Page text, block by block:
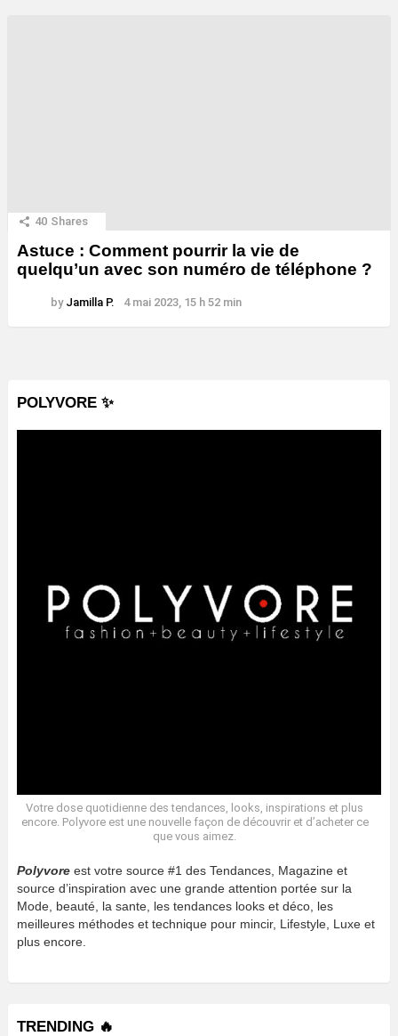
40 Shares
Astuce : Comment pourrir la vie de
quelqu’un avec son numéro de téléphone ?
by Jamilla P. 4 mai 2023, 15 h 52 min
POLYVORE ✨
Votre dose quotidienne des tendances, looks, inspirations et plus
encore. Polyvore est une nouvelle façon de découvrir et d’acheter ce
que vous aimez.
Polyvore est votre source #1 des Tendances, Magazine et
source d’inspiration avec une grande attention portée sur la
Mode, beauté, la sante, les tendances looks et déco, les
meilleures méthodes et technique pour mincir, Lifestyle, Luxe et
plus encore.
TRENDING 🔥